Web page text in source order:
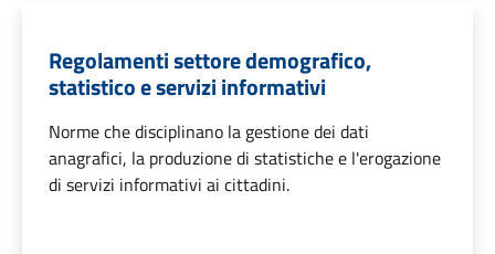
Regolamenti settore demografico,
statistico e servizi informativi
Norme che disciplinano la gestione dei dati
anagrafici, la produzione di statistiche e l'erogazione
di servizi informativi ai cittadini.